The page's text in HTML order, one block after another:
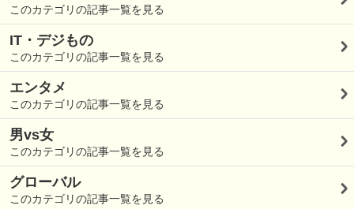
このカテゴリの記事一覧を見る
IT・デジもの
このカテゴリの記事一覧を見る
エンタメ
このカテゴリの記事一覧を見る
男vs女
このカテゴリの記事一覧を見る
グローバル
このカテゴリの記事一覧を見る